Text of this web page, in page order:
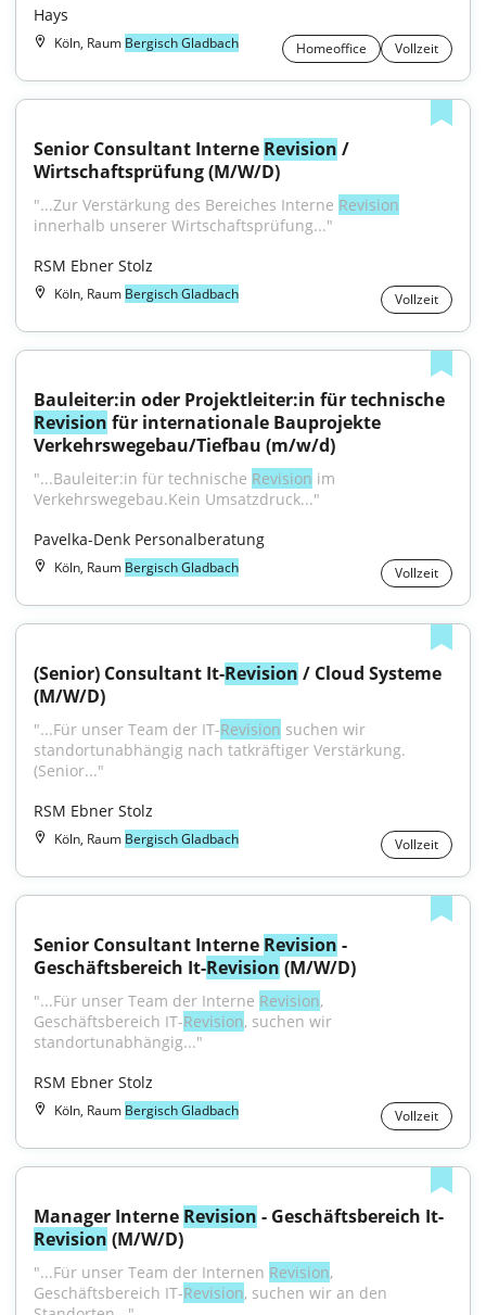
Hays
Köln, Raum Bergisch Gladbach Homeoffice Vollzeit
Senior Consultant Interne Revision /
Wirtschaftsprüfung (M/W/D)
"...Zur Verstärkung des Bereiches Interne Revision
innerhalb unserer Wirtschaftsprüfung..."
RSM Ebner Stolz
Köln, Raum Bergisch Gladbach Vollzeit
Revision für internationale Bauprojekte
Verkehrswegebau/Tiefbau (m/w/d)
"...Bauleiter:in für technische Revision im
Verkehrswegebau.Kein Umsatzdruck..."
Pavelka-Denk Personalberatung
Köln, Raum Bergisch Gladbach Vollzeit
(Senior) Consultant It-Revision / Cloud Systeme
(M/W/D)
"...Für unser Team der IT-Revision suchen wir
standortunabhängig nach tatkräftiger Verstärkung.
(Senior..."
RSM Ebner Stolz
Köln, Raum Bergisch Gladbach Vollzeit
Senior Consultant Interne Revision -
Geschäftsbereich It-Revision (M/W/D)
"...Für unser Team der Interne Revision,
Geschäftsbereich IT-Revision, suchen wir
standortunabhängig..."
RSM Ebner Stolz
Köln, Raum Bergisch Gladbach Vollzeit
Manager Interne Revision - Geschäftsbereich It-
Revision (M/W/D)
"...Für unser Team der Internen Revision,
Geschäftsbereich IT-Revision, suchen wir an den